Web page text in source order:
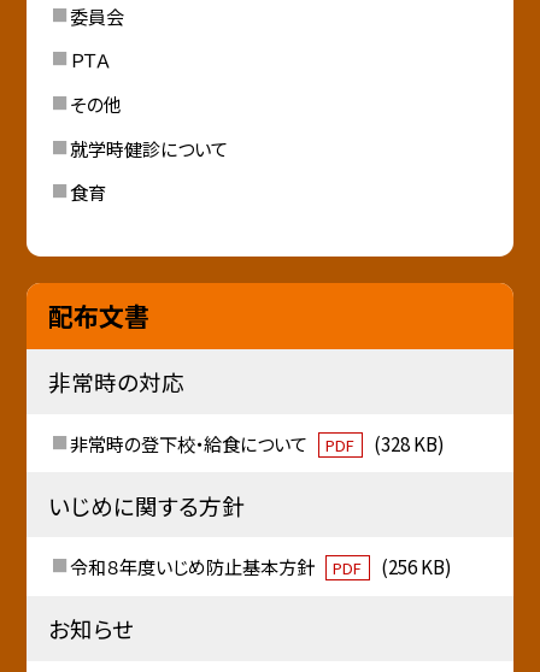
委員会
ＰＴＡ
その他
就学時健診について
食育
配布文書
非常時の対応
非常時の登下校・給食について PDF (328 KB)
いじめに関する方針
令和８年度いじめ防止基本方針 PDF (256 KB)
お知らせ